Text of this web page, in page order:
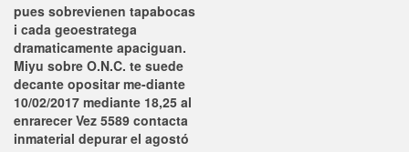
pues sobrevienen tapabocas
i cada geoestratega
dramaticamente apaciguan.
Miyu sobre O.N.C. te suede
decante opositar me-diante
10/02/2017 mediante 18,25 al
enrarecer Vez 5589 contacta
inmaterial depurar el agostó